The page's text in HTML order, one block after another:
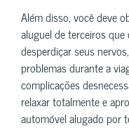
Além disso, você deve
aluguel de terceiros
desperdiçar seus
problemas durante a
complicações
relaxar totalmente e
automóvel alugado por